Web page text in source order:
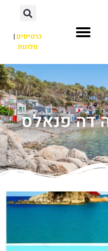
כרטיסים|
מלונות
דה פנאלס